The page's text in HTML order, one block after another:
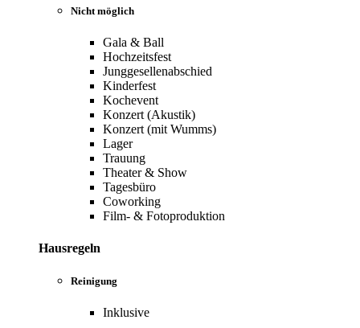
Nicht möglich
Gala & Ball
Hochzeitsfest
Junggesellenabschied
Kinderfest
Kochevent
Konzert (Akustik)
Konzert (mit Wumms)
Lager
Trauung
Theater & Show
Tagesbüro
Coworking
Film- & Fotoproduktion
Hausregeln
Reinigung
Inklusive